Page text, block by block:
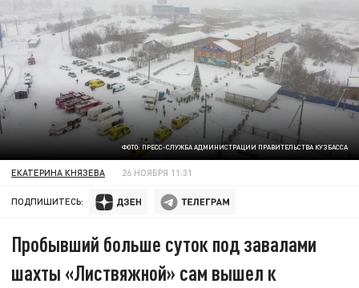
ФОТО: ПРЕСС-СЛУЖБА АДМИНИСТРАЦИИ ПРАВИТЕЛЬСТВА КУЗБАССА
ЕКАТЕРИНА КНЯЗЕВА 26 НОЯБРЯ 11:31
ПОДПИШИТЕСЬ:
Пробывший больше суток под завалами
шахты «Листвяжной» сам вышел к